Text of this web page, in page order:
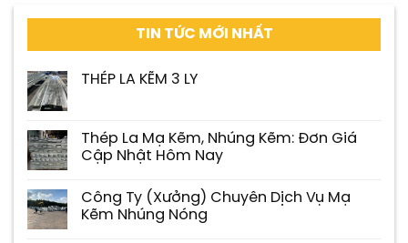
TIN TỨC MỚI NHẤT
THÉP LA KẼM 3 LY
Thép La Mạ Kẽm, Nhúng Kẽm: Đơn Giá
Cập Nhật Hôm Nay
Công Ty (Xưởng) Chuyên Dịch Vụ Mạ
Kẽm Nhúng Nóng